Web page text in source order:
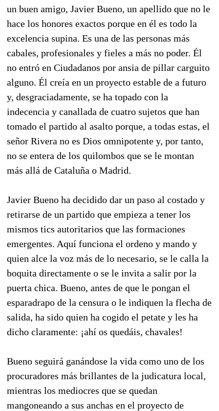
un buen amigo, Javier Bueno, un apellido que no le
hace los honores exactos porque en él es todo la
excelencia supina. Es una de las personas más
cabales, profesionales y fieles a más no poder. Él
no entró en Ciudadanos por ansia de pillar carguito
alguno. Él creía en un proyecto estable de a futuro
y, desgraciadamente, se ha topado con la
indecencia y canallada de cuatro sujetos que han
tomado el partido al asalto porque, a todas estas, el
señor Rivera no es Dios omnipotente y, por tanto,
no se entera de los quilombos que se le montan
más allá de Cataluña o Madrid.
Javier Bueno ha decidido dar un paso al costado y
retirarse de un partido que empieza a tener los
mismos tics autoritarios que las formaciones
emergentes. Aquí funciona el ordeno y mando y
quien alce la voz más de lo necesario, se le calla la
boquita directamente o se le invita a salir por la
puerta chica. Bueno, antes de que le pongan el
esparadrapo de la censura o le indiquen la flecha de
salida, ha sido quien ha cogido el petate y les ha
dicho claramente: ¡ahí os quedáis, chavales!
Bueno seguirá ganándose la vida como uno de los
procuradores más brillantes de la judicatura local,
mientras los mediocres que se quedan
mangoneando a sus anchas en el proyecto de